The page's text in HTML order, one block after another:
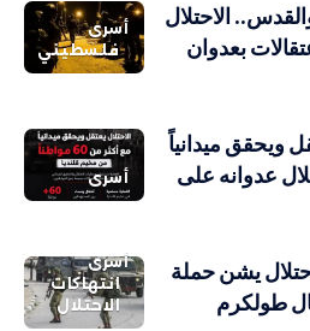
أسرى
فلسطيني
الاحتلال
بعدوان
أسرى
ويحقق ميدانياً
خلال عدوانه على
أسرى
انتهاكات
الاحتلال
يشن حملة
طولكرم